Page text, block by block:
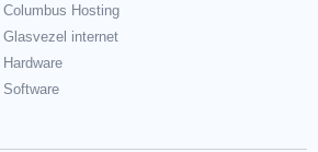
Columbus Hosting
Glasvezel internet
Hardware
Software